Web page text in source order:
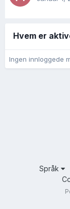
Hvem er
Ingen innloggede
Språk